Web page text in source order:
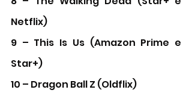
Netflix)
9 – This Is Us (Amazon Prime e
Star+)
10 – Dragon Ball Z (Oldflix)